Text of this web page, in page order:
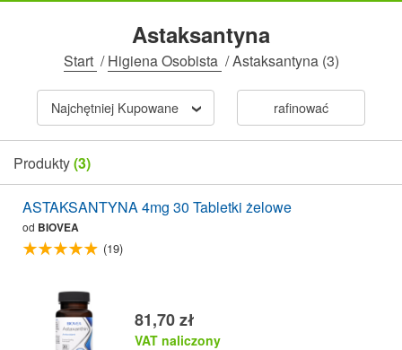
Astaksantyna
Start /Higiena Osobista /Astaksantyna(3)
Najchętniej Kupowane rafinować
Produkty(3)
ASTAKSANTYNA 4mg 30 Tabletki żelowe
od BIOVEA
(19)
81,70 zł
VAT naliczony